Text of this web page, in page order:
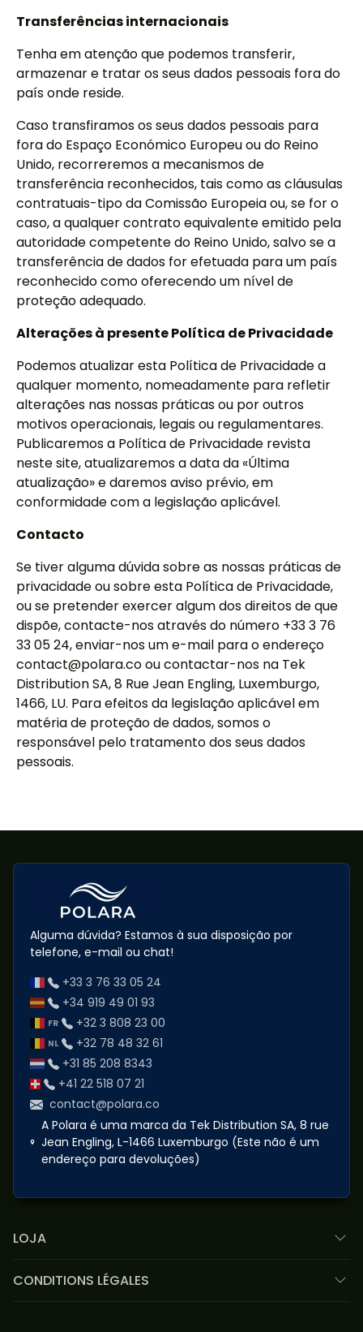
Transferências internacionais
Tenha em atenção que podemos transferir,
armazenar e tratar os seus dados pessoais fora do
país onde reside.
Caso transfiramos os seus dados pessoais para
fora do Espaço Económico Europeu ou do Reino
Unido, recorreremos a mecanismos de
transferência reconhecidos, tais como as cláusulas
contratuais-tipo da Comissão Europeia ou, se for o
caso, a qualquer contrato equivalente emitido pela
autoridade competente do Reino Unido, salvo se a
transferência de dados for efetuada para um país
reconhecido como oferecendo um nível de
proteção adequado.
Alterações à presente Política de Privacidade
Podemos atualizar esta Política de Privacidade a
qualquer momento, nomeadamente para refletir
alterações nas nossas práticas ou por outros
motivos operacionais, legais ou regulamentares.
Publicaremos a Política de Privacidade revista
neste site, atualizaremos a data da «Última
atualização» e daremos aviso prévio, em
conformidade com a legislação aplicável.
Contacto
Se tiver alguma dúvida sobre as nossas práticas de
privacidade ou sobre esta Política de Privacidade,
ou se pretender exercer algum dos direitos de que
dispõe, contacte-nos através do número +33 3 76
33 05 24, enviar-nos um e-mail para o endereço
contact@polara.co ou contactar-nos na Tek
Distribution SA, 8 Rue Jean Engling, Luxemburgo,
1466, LU. Para efeitos da legislação aplicável em
matéria de proteção de dados, somos o
responsável pelo tratamento dos seus dados
pessoais.
Alguma dúvida? Estamos à sua disposição por
telefone, e-mail ou chat!
+33 3 76 33 05 24
+34 919 49 01 93
+32 3 808 23 00
+32 78 48 32 61
+31 85 208 8343
+41 22 518 07 21
contact@polara.co
A Polara é uma marca da Tek Distribution SA, 8 rue
Jean Engling, L-1466 Luxemburgo (Este não é um
endereço para devoluções)
LOJA
CONDITIONS LÉGALES